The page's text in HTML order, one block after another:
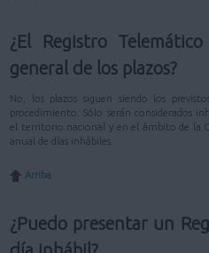
¿El Registro
general de los plazos?
No, los plazos siguen siendo los
procedimiento. Sólo serán considerados
el territorio nacional y en el ámbito de la
anual de días inhábiles.
Arriba
¿Puedo presentar un